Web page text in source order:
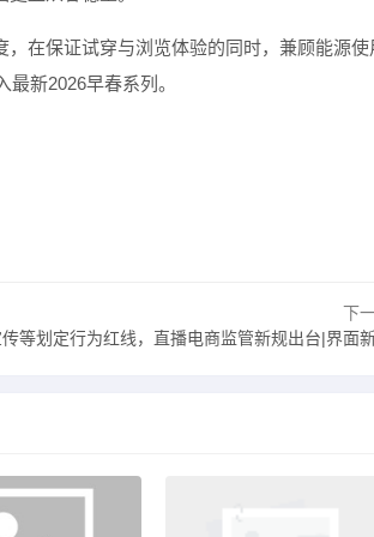
在保证试穿与浏览体验的同时，兼顾能源使
最新2026早春系列。
下
等划定行为红线，直播电商监管新规出台|界面